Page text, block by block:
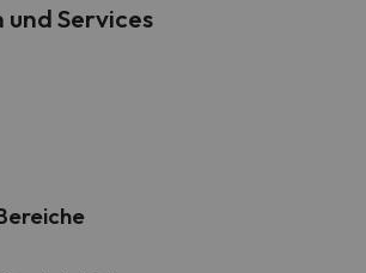
Services